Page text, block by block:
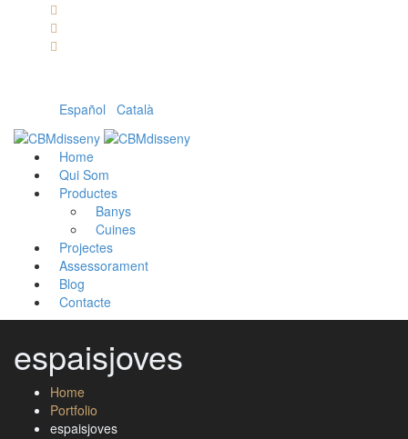
Español Català
Home
Qui Som
Productes
Banys
Cuines
Projectes
Assessorament
Blog
Contacte
espaisjoves
Home
Portfolio
espaisjoves